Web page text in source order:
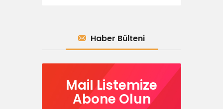
Haber Bülteni
Mail Listemize
Abone Olun